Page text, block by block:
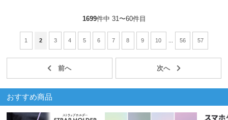
1699件中 31〜60件目
1 2 3 4 5 6 7 8 9 10 56 57
おすすめ商品